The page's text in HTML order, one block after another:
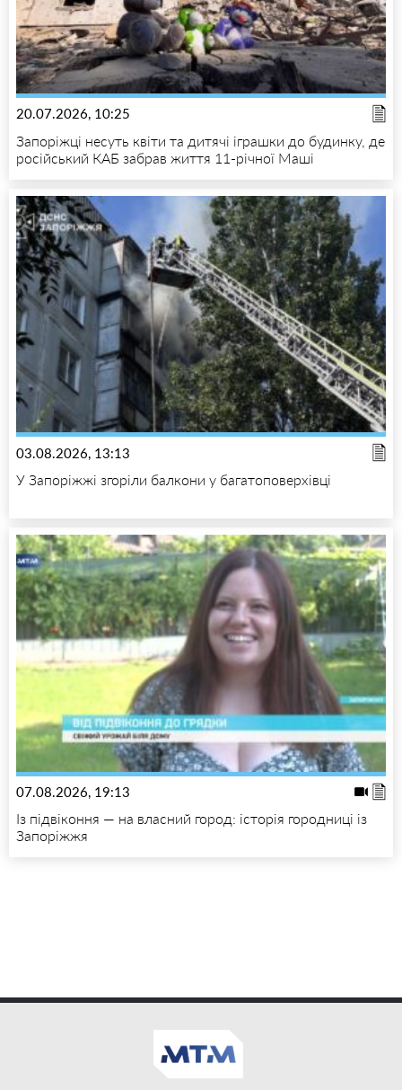
20.07.2026, 10:25
Запоріжці несуть квіти та дитячі іграшки до будинку, де
російський КАБ забрав життя 11-річної Маші
03.08.2026, 13:13
У Запоріжжі згоріли балкони у багатоповерхівці
07.08.2026, 19:13
Із підвіконня — на власний город: історія городниці із
Запоріжжя